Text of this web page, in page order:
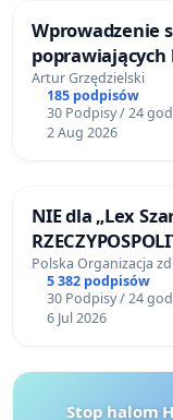
Wprowadzenie
poprawiających
Żeromskiego w
Artur Grzędzielski
185 podpisów
30 Podpisy / 24
2 Aug 2026
NIE dla „Lex
Polska Organizacja
5 382 podpisów
30 Podpisy / 24
6 Jul 2026
Stop halom